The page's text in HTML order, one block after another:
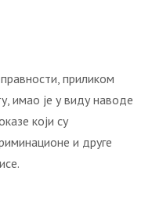
приликом
имао је у виду наводе
који су
и друге